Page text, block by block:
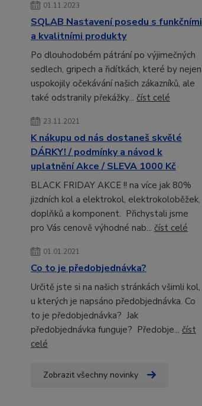
01.11.2023
SQLAB Nastavení posedu s funkčními
a kvalitními produkty
Po dlouhodobém pátrání po výjimečných
sedlech, gripech a řidítkách, které by nejen
uspokojily očekávání našich zákazníků, ale
také odstranily překážky... číst celé
23.11.2021
K nákupu od nás dostaneš skvělé
DÁRKY! / podmínky a návod k
uplatnění Akce / SLEVA 1000 Kč
BLACK FRIDAY AKCE !! na více jak 80%
jizdních kol a elektrokol, elektrokoloběžek,
doplňků a komponent. Přichystali jsme
pro Vás cenově výhodné nab... číst celé
01.01.2021
Co to je předobjednávka?
Určitě jste si na našich stránkách všimli kol,
u kterých je napsáno předobjednávka. Co
to je předobjednávka? Jak
předobjednávka funguje? Předobje... číst
celé
Zobrazit všechny novinky